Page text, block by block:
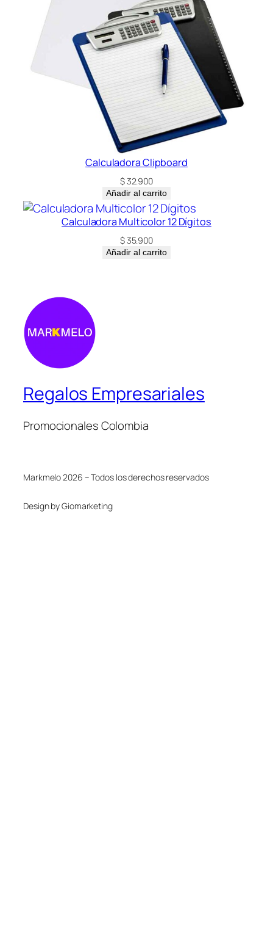
Calculadora Clipboard
$32.900
Añadir al carrito
Calculadora Multicolor 12 Dígitos
$35.900
Añadir al carrito
Regalos Empresariales
Promocionales Colombia
Markmelo 2026 – Todos los derechos reservados
Design by Giomarketing